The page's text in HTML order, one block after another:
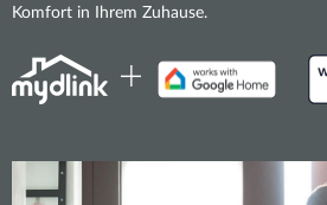
Komfort in Ihrem Zuhause.